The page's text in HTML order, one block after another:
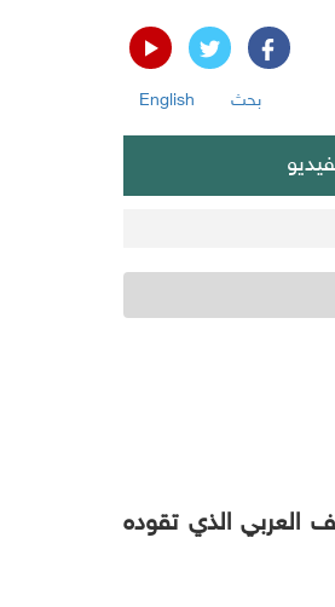
بحث English
العربي الذي تقوده